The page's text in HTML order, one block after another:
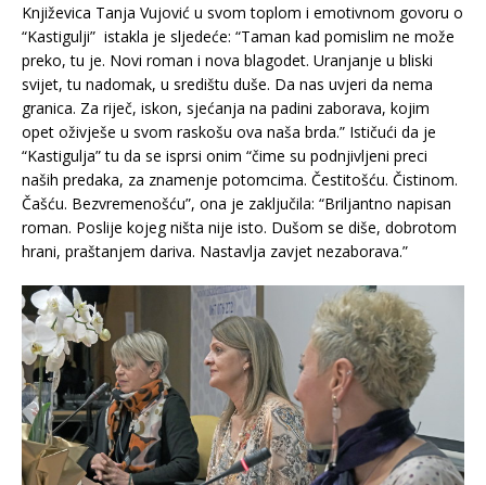
Književica Tanja Vujović u svom toplom i emotivnom govoru o
“Kastigulji” istakla je sljedeće: “Taman kad pomislim ne može
preko, tu je. Novi roman i nova blagodet. Uranjanje u bliski
svijet, tu nadomak, u središtu duše. Da nas uvjeri da nema
granica. Za riječ, iskon, sjećanja na padini zaborava, kojim
opet oživješe u svom raskošu ova naša brda.” Ističući da je
“Kastigulja” tu da se isprsi onim “čime su podnjivljeni preci
naših predaka, za znamenje potomcima. Čestitošću. Čistinom.
Čašću. Bezvremenošću”, ona je zaključila: “Briljantno napisan
roman. Poslije kojeg ništa nije isto. Dušom se diše, dobrotom
hrani, praštanjem dariva. Nastavlja zavjet nezaborava.”